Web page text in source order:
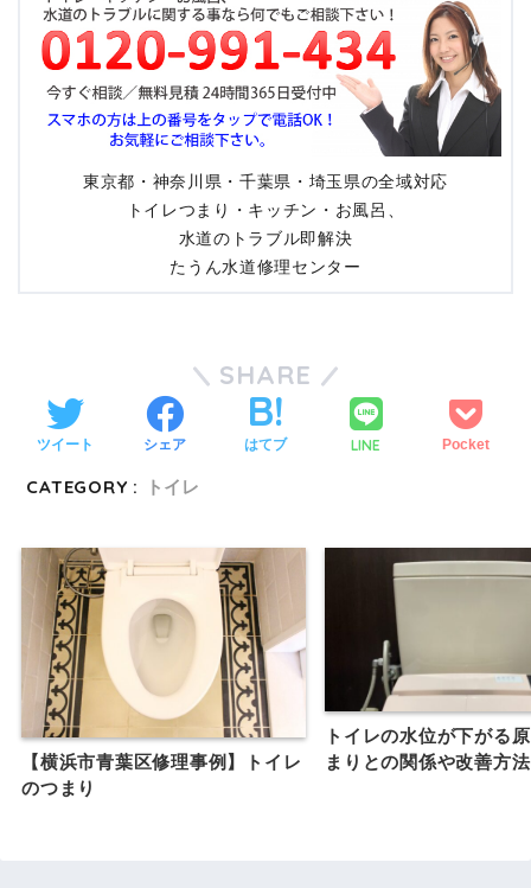
東京都・神奈川県・千葉県・埼玉県の全域対応
トイレつまり・キッチン・お風呂、
水道のトラブル即解決
たうん水道修理センター
SHARE
ツイート シェア はてブ LINE Pocket
CATEGORY : トイレ
【横浜市青葉区修理事例】トイレ
のつまり
トイレの水位が下がる
まりとの関係や改善方